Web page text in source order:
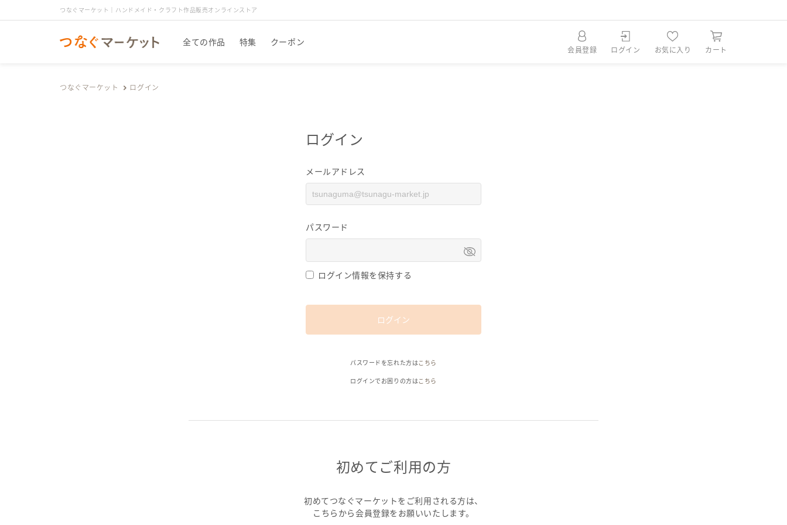
つなぐマーケット｜ハンドメイド・クラフト作品販売オンラインストア
全ての作品 特集 クーポン
会員登録 ログイン お気に入り カート
つなぐマーケット ログイン
ログイン
メールアドレス
パスワード
ログイン情報を保持する
ログイン
パスワードを忘れた方はこちら
ログインでお困りの方はこちら
初めてご利用の方
初めてつなぐマーケットをご利用される方は、
こちらから会員登録をお願いいたします。